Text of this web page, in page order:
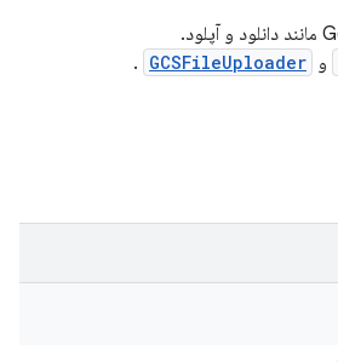
و GCSFileUploader
.